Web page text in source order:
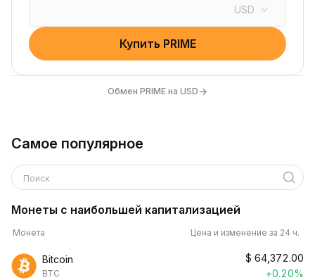
USD
Купить PRIME
Обмен PRIME на USD→
Самое популярное
Поиск
Монеты с наибольшей капитализацией
Монета Цена и изменение за 24 ч.
Bitcoin
BTC
$ 64,372.00
+0.20%